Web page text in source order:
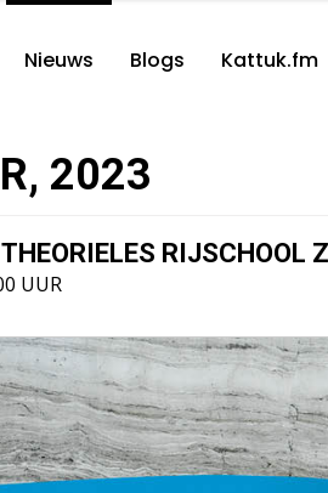
Nieuws Blogs Kattuk.fm
2023
RIJSCHOOL
UUR